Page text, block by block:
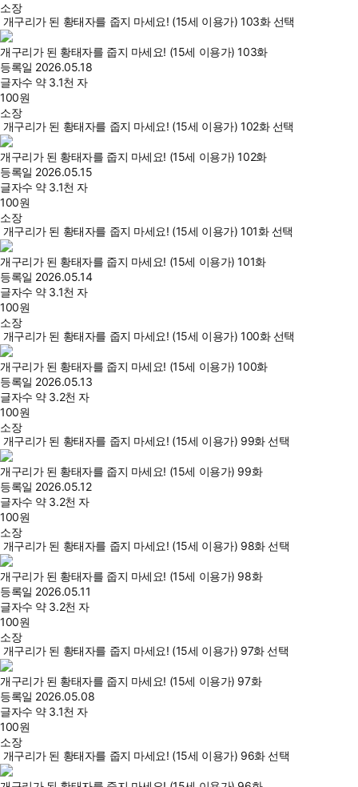
소장
개구리가 된 황태자를 줍지 마세요! (15세 이용가) 103화 선택
개구리가 된 황태자를 줍지 마세요! (15세 이용가) 103화
등록일 2026.05.18
글자수 약 3.1천 자
100원
소장
개구리가 된 황태자를 줍지 마세요! (15세 이용가) 102화 선택
개구리가 된 황태자를 줍지 마세요! (15세 이용가) 102화
등록일 2026.05.15
글자수 약 3.1천 자
100원
소장
개구리가 된 황태자를 줍지 마세요! (15세 이용가) 101화 선택
개구리가 된 황태자를 줍지 마세요! (15세 이용가) 101화
등록일 2026.05.14
글자수 약 3.1천 자
100원
소장
개구리가 된 황태자를 줍지 마세요! (15세 이용가) 100화 선택
개구리가 된 황태자를 줍지 마세요! (15세 이용가) 100화
등록일 2026.05.13
글자수 약 3.2천 자
100원
소장
개구리가 된 황태자를 줍지 마세요! (15세 이용가) 99화 선택
개구리가 된 황태자를 줍지 마세요! (15세 이용가) 99화
등록일 2026.05.12
글자수 약 3.2천 자
100원
소장
개구리가 된 황태자를 줍지 마세요! (15세 이용가) 98화 선택
개구리가 된 황태자를 줍지 마세요! (15세 이용가) 98화
등록일 2026.05.11
글자수 약 3.2천 자
100원
소장
개구리가 된 황태자를 줍지 마세요! (15세 이용가) 97화 선택
개구리가 된 황태자를 줍지 마세요! (15세 이용가) 97화
등록일 2026.05.08
글자수 약 3.1천 자
100원
소장
개구리가 된 황태자를 줍지 마세요! (15세 이용가) 96화 선택